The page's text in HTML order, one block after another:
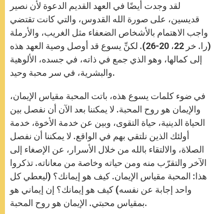
لقد وجدت أيضًا في العهد القديم الدعوة لأن نصير
قديسين، على صورة الله القدوس، والتي كانت تقتضي
واجب الاهتمام بالأشخاص الضعفاء مثل الغريب، والأرملة
(را. خر 22، 20-26). لكنِّ يسوع قد أوصل وصية العهد هذه
إلى كمالها، وهو الذي جمع في ذاته، في جسده، الألوهية
والبشرية، في سر محبة وحيد.
في ضوء كلمات يسوع هذه، باتت المحبة مقياس الإيمان،
والإيمان هو روح المحبة. لا يمكننا بعد الآن أن نفصل بين
الحياة الدينية، حياة التقوى، وبين عن خدمة الأخوة، خدمة
أولئك الذين نلتقي بهم في الواقع. لا يمكننا أن نفصل
الصلاة، والالتقاء بالله من خلال الأسرار، عن الإصغاء إلى
الآخر والتقرّب منه ومن حياته وخاصة من معاناته. تذكروا
هذا: المحبة مقياس الإيمان. كيف هو إيمانك؟ (ليعطي كل
واحد إجابة عن نفسه) كيف هو إيمانك؟ إن إيماني هو
بمقياس محبتي. الإيمان هو روح المحبة.